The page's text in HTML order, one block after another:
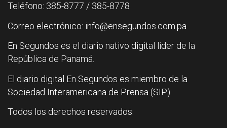
Teléfono: 385-8777 / 385-8778
Correo electrónico: info@ensegundos.com.pa
En Segundos es el diario nativo digital líder de la
República de Panamá.
El diario digital En Segundos es miembro de la
Sociedad Interamericana de Prensa (SIP).
Todos los derechos reservados.